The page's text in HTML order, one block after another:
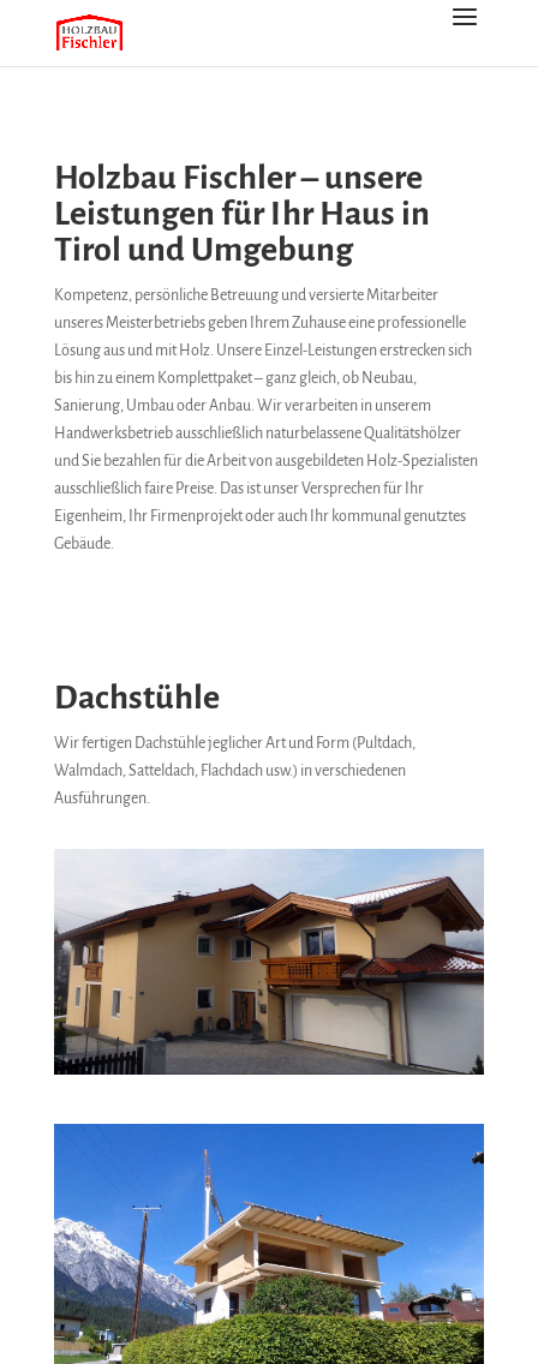
Holzbau Fischler – unsere
Leistungen für Ihr Haus in
Tirol und Umgebung
Kompetenz, persönliche Betreuung und versierte Mitarbeiter
unseres Meisterbetriebs geben Ihrem Zuhause eine professionelle
Lösung aus und mit Holz. Unsere Einzel-Leistungen erstrecken sich
bis hin zu einem Komplettpaket – ganz gleich, ob Neubau,
Sanierung, Umbau oder Anbau. Wir verarbeiten in unserem
Handwerksbetrieb ausschließlich naturbelassene Qualitätshölzer
und Sie bezahlen für die Arbeit von ausgebildeten Holz-Spezialisten
ausschließlich faire Preise. Das ist unser Versprechen für Ihr
Eigenheim, Ihr Firmenprojekt oder auch Ihr kommunal genutztes
Gebäude.
Dachstühle
Wir fertigen Dachstühle jeglicher Art und Form (Pultdach,
Walmdach, Satteldach, Flachdach usw.) in verschiedenen
Ausführungen.